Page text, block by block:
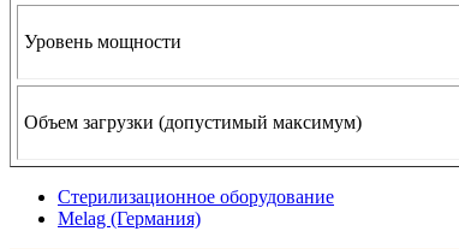
Уровень мощности
Объем загрузки (допустимый максимум)
Стерилизационное оборудование
Melag (Германия)